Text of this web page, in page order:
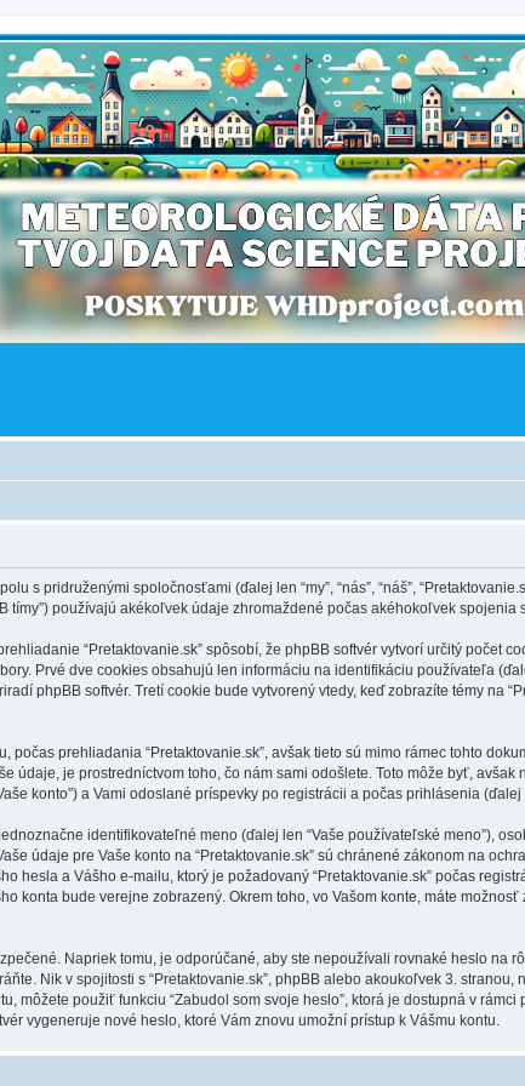
s pridruženými spoločnosťami (ďalej len “my”, “nás”, “náš”,
tímy”) používajú akékoľvek údaje zhromaždené počas akéhokoľvek spojenia
“Pretaktovanie.sk” spôsobí, že phpBB softvér vytvorí určitý počet
Prvé dve cookies obsahujú len informáciu na identifikáciu používateľa
phpBB softvér. Tretí cookie bude vytvorený vtedy, keď zobrazíte témy na
počas prehliadania “Pretaktovanie.sk”, avšak tieto sú mimo rámec tohto
údaje, je prostredníctvom toho, čo nám sami odošlete. Toto môže byť,
konto”) a Vami odoslané príspevky po registrácii a počas prihlásenia (ďalej
identifikovateľné meno (ďalej len “Vaše používateľské meno”),
údaje pre Vaše konto na “Pretaktovanie.sk” sú chránené zákonom na
hesla a Vášho e-mailu, ktorý je požadovaný “Pretaktovanie.sk” počas
konta bude verejne zobrazený. Okrem toho, vo Vašom konte, máte
Napriek tomu, je odporúčané, aby ste nepoužívali rovnaké heslo na
Nik v spojitosti s “Pretaktovanie.sk”, phpBB alebo akoukoľvek 3.
môžete použiť funkciu “Zabudol som svoje heslo”, ktorá je dostupná v
vygeneruje nové heslo, ktoré Vám znovu umožní prístup k Vášmu kontu.